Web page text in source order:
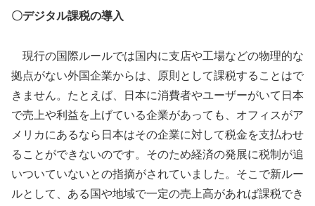
〇デジタル課税の導入
現行の国際ルールでは国内に支店や工場などの物理的な
拠点がない外国企業からは、原則として課税することはで
きません。たとえば、日本に消費者やユーザーがいて日本
で売上や利益を上げている企業があっても、オフィスがア
メリカにあるなら日本はその企業に対して税金を支払わせ
ることができないのです。そのため経済の発展に税制が追
いついていないとの指摘がされていました。そこで新ルー
ルとして、ある国や地域で一定の売上高があれば課税でき